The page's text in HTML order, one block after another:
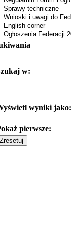
w:
wyniki jako:
pierwsze: